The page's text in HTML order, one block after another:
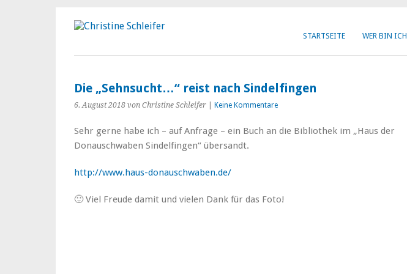
STARTSEITE WER BIN ICH
Die „Sehnsucht…“ reist nach Sindelfingen
6. August 2018 von Christine Schleifer Keine Kommentare
Sehr gerne habe ich – auf Anfrage – ein Buch an die Bibliothek im „Haus der
Donauschwaben Sindelfingen“ übersandt.
http://www.haus-donauschwaben.de/
🙂 Viel Freude damit und vielen Dank für das Foto!